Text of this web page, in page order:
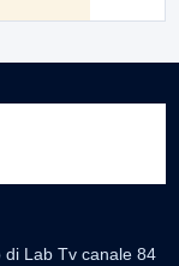
di Lab Tv canale 84